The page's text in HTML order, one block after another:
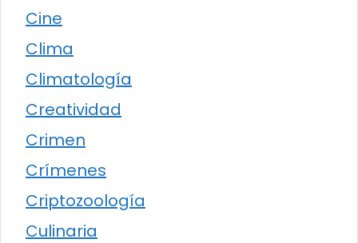
Cine
Clima
Climatología
Creatividad
Crimen
Crímenes
Criptozoología
Culinaria